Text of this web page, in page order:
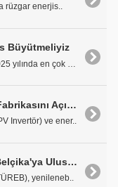
rüzgar enerjis..
Büyütmeliyiz
Sungrow Avrupa'daki İlk Fabrikasını Açıyor
Invertör) ve ener..
TÜREB'den Hollanda ve Belçika'ya Uluslararası Teknik Ziyaret
yenileneb..